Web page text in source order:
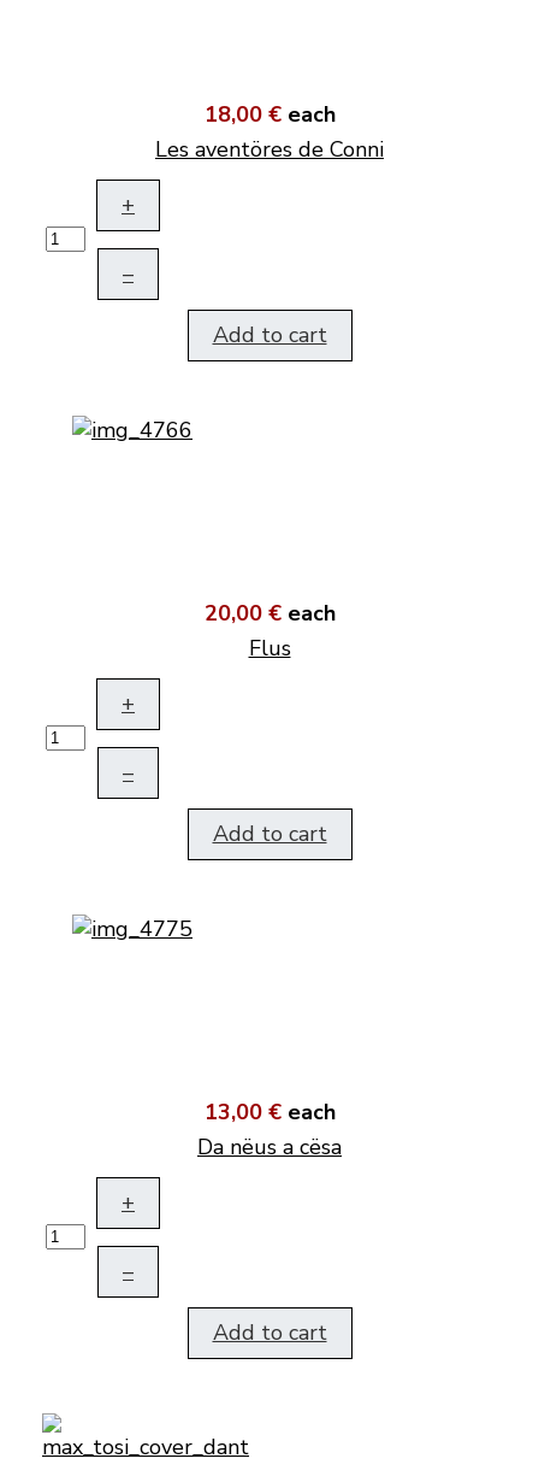
18,00 € each
Les aventöres de Conni
+
–
Add to cart
20,00 € each
Flus
+
–
Add to cart
13,00 € each
Da nëus a cësa
+
–
Add to cart